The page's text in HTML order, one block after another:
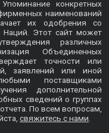
конкретных
наименований
их одобрения со
Наций. Этот сайт может
различных
Объединенных
точности или
заявлений или иной
поставщиками
дополнительной
сведений о группах
. По всем вопросам,
свяжитесь с нами